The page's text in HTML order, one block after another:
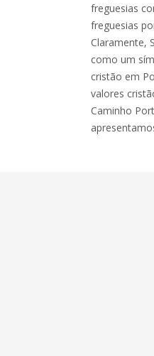
freguesias
freguesias
Claramente,
como um
cristão em
valores
Caminho